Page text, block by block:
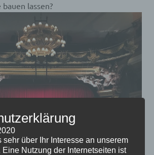
lassen?
sehr über Ihr Interesse an unserem
Eine Nutzung der Internetseiten ist